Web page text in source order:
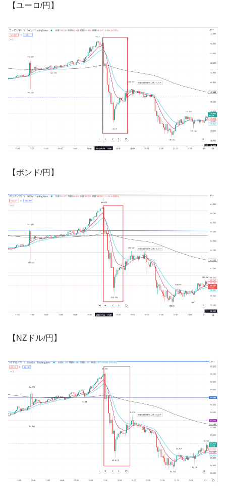
【ユーロ/円】
【ポンド/円】
【 NZ ドル/円】